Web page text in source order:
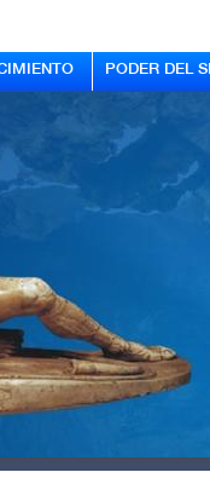
PODER DEL